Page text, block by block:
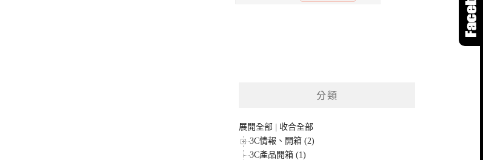
分類
展開全部
收合全部
3C情報、開箱 (2)
3C產品開箱 (1)